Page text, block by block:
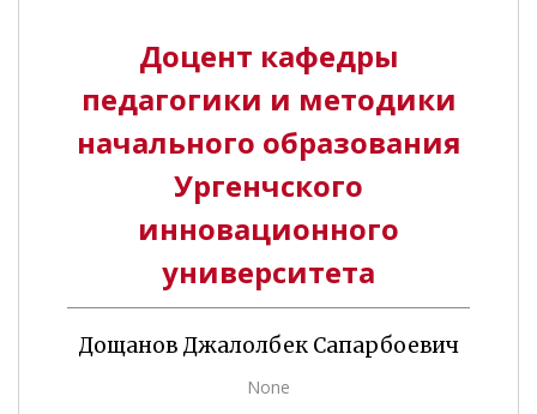
Доцент кафедры
педагогики и методики
начального образования
Ургенчского
инновационного
университета
Дощанов Джалолбек Сапарбоевич
None